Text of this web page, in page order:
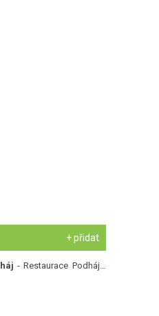
+ přidat
- Restaurace Podháj -